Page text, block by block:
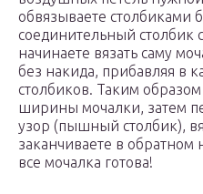
обвязываете столбиками
соединительный столбик
начинаете вязать саму
без накида, прибавляя в
столбиков. Таким
ширины мочалки, затем
узор (пышный столбик),
заканчиваете в
все мочалка готова!